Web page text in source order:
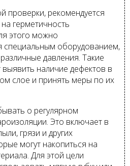
проверки, рекомендуется
герметичность
этого можно
специальным оборудованием,
давления. Такие
наличие дефектов в
слое и принять меры по их
о регулярном
Это включает в
грязи и других
могут накопиться на
Для этой цели